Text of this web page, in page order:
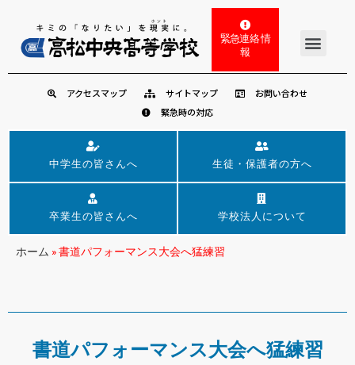
緊急連絡 情
報
アクセスマップ サイトマップ
お問い合わせ
緊急時の対応
中学生の皆さんへ 生徒・保護者の方へ
卒業生の皆さんへ 学校法人について
ホーム »書道パフォーマンス大会へ猛練習
書道パフォーマンス大会へ猛練習